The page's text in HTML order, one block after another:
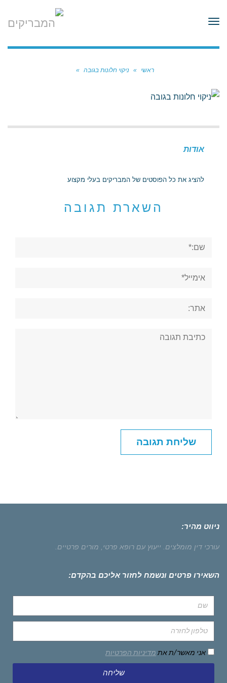
תפריט
ראשי » ניקוי חלונות בגובה »
אודות
להציג את כל הפוסטים של המבריקים בעלי מקצוע
השארת תגובה
ניווט מהיר:
עורכי דין מומלצים. ייעוץ עם רופא פרטי, מורים פרטיים.
השאירו פרטים ונשמח לחזור אליכם בהקדם:
אני מאשר/ת את מדיניות הפרטיות
שליחה